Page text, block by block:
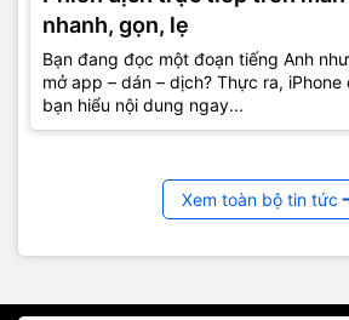
nhanh, gọn, lẹ
Bạn đang đọc một đoạn tiếng Anh
mở app – dán – dịch? Thực ra,
bạn hiểu nội dung ngay...
Xem toàn bộ tin tức